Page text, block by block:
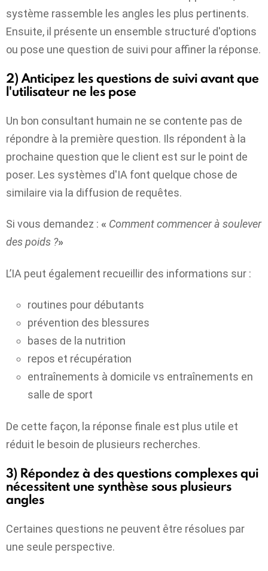
système rassemble les angles les plus pertinents.
Ensuite, il présente un ensemble structuré d'options
ou pose une question de suivi pour affiner la réponse.
2) Anticipez les questions de suivi avant que
l'utilisateur ne les pose
Un bon consultant humain ne se contente pas de
répondre à la première question. Ils répondent à la
prochaine question que le client est sur le point de
poser. Les systèmes d'IA font quelque chose de
similaire via la diffusion de requêtes.
Si vous demandez : « Comment commencer à soulever
des poids ?»
L’IA peut également recueillir des informations sur :
routines pour débutants
prévention des blessures
bases de la nutrition
repos et récupération
entraînements à domicile vs entraînements en
salle de sport
De cette façon, la réponse finale est plus utile et
réduit le besoin de plusieurs recherches.
3) Répondez à des questions complexes qui
nécessitent une synthèse sous plusieurs
angles
Certaines questions ne peuvent être résolues par
une seule perspective.